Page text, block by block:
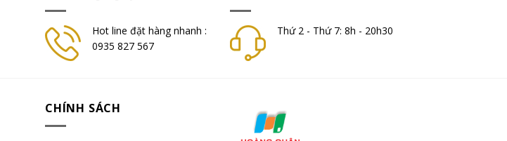
Hot line đặt hàng nhanh :
0935 827 567
Thứ 2 - Thứ 7: 8h - 20h30
CHÍNH SÁCH